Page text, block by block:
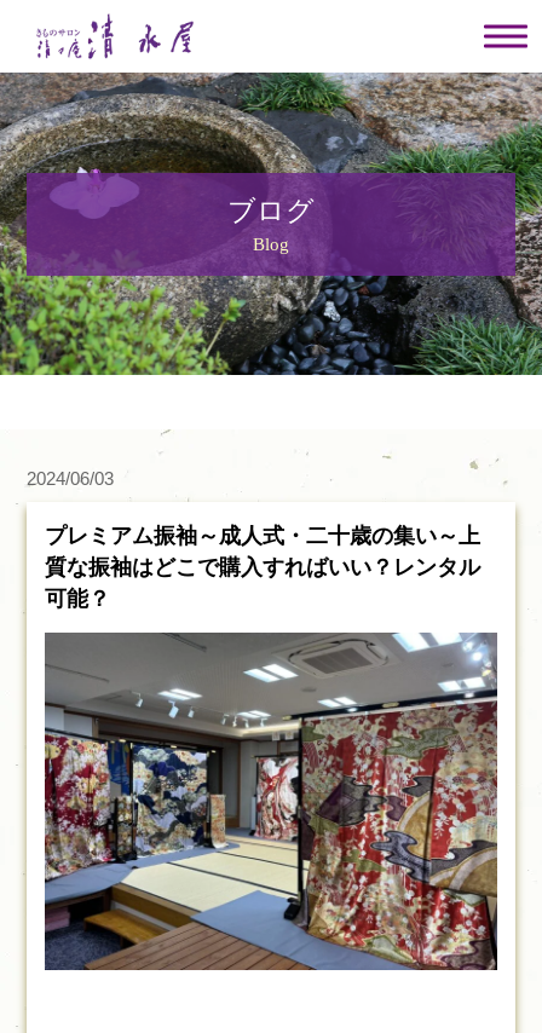
ブログ
Blog
2024/06/03
プレミアム振袖～成人式・二十歳の集い～上
質な振袖はどこで購入すればいい？レンタル
可能？